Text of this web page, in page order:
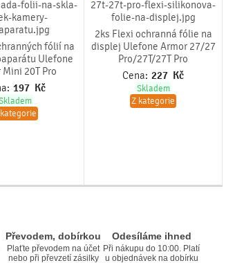
fólií na
Ulefone
20T Pro
197 Kč
2ks Flexi ochranná fólie na
displej Ulefone Armor 27/27
Pro/27T/27T Pro
Cena: 227 Kč
Skladem
Z kategorie
Převodem, dobírkou
Plaťte převodem na účet
nebo při převzetí zásilky
Odesíláme ihned
Při nákupu do 10:00. Platí
u objednávek na dobírku